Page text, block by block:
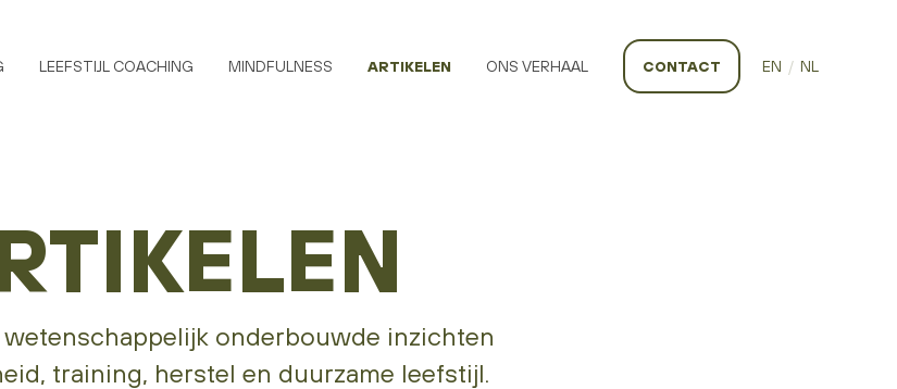
LEEFSTIJL COACHING MINDFULNESS ARTIKELEN ONS VERHAAL CONTACT EN / NL
wetenschappelijk onderbouwde inzichten
training, herstel en duurzame leefstijl.